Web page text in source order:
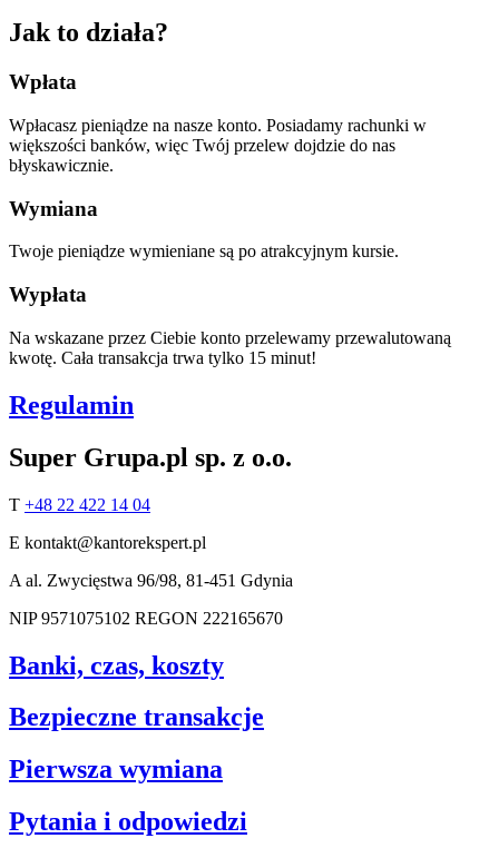
Jak to działa?
Wpłata
Wpłacasz pieniądze na nasze konto. Posiadamy rachunki w
większości banków, więc Twój przelew dojdzie do nas
błyskawicznie.
Wymiana
Twoje pieniądze wymieniane są po atrakcyjnym kursie.
Wypłata
Na wskazane przez Ciebie konto przelewamy przewalutowaną
kwotę. Cała transakcja trwa tylko 15 minut!
Regulamin
Super Grupa.pl sp. z o.o.
T +48 22 422 14 04
E kontakt@kantorekspert.pl
A al. Zwycięstwa 96/98, 81-451 Gdynia
NIP9571075102 REGON 222165670
Banki, czas, koszty
Bezpieczne transakcje
Pierwsza wymiana
Pytania i odpowiedzi